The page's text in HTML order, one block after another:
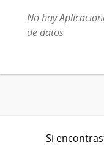
No hay
de datos
Si